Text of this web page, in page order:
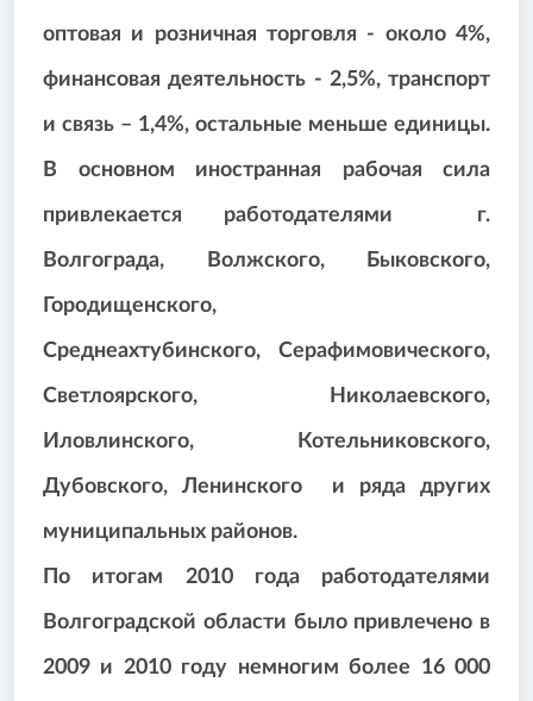
оптовая и розничная торговля - около 4%,
финансовая деятельность - 2,5%, транспорт
и связь – 1,4%, остальные меньше единицы.
В основном иностранная рабочая сила
привлекается работодателями г.
Волгограда, Волжского, Быковского,
Городищенского,
Среднеахтубинского, Серафимовического,
Светлоярского, Николаевского,
Иловлинского, Котельниковского,
Дубовского, Ленинского и ряда других
муниципальных районов.
По итогам 2010 года работодателями
Волгоградской области было привлечено в
2009 и 2010 году немногим более 16 000